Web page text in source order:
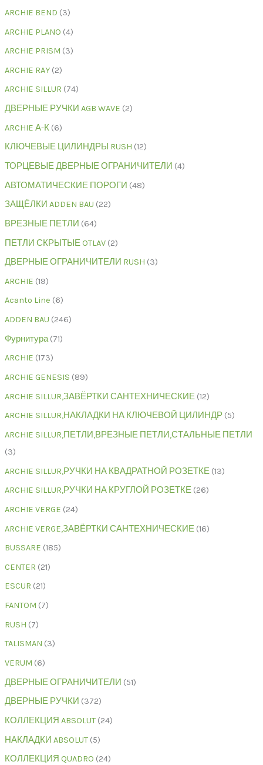
ARCHIE BEND 3
ARCHIE PLANO 4
ARCHIE PRISM 3
ARCHIE RAY 2
ARCHIE SILLUR 74
ДВЕРНЫЕ РУЧКИ AGB WAVE 2
ARCHIE А-К 6
КЛЮЧЕВЫЕ ЦИЛИНДРЫ RUSH 12
ТОРЦЕВЫЕ ДВЕРНЫЕ ОГРАНИЧИТЕЛИ 4
АВТОМАТИЧЕСКИЕ ПОРОГИ 48
ЗАЩЁЛКИ ADDEN BAU 22
ВРЕЗНЫЕ ПЕТЛИ 64
ПЕТЛИ СКРЫТЫЕ OTLAV 2
ДВЕРНЫЕ ОГРАНИЧИТЕЛИ RUSH 3
ARCHIE 19
Acanto Line 6
ADDEN BAU 246
Фурнитура 71
ARCHIE 173
ARCHIE GENESIS 89
ARCHIE SILLUR,ЗАВЁРТКИ САНТЕХНИЧЕСКИЕ 12
ARCHIE SILLUR,НАКЛАДКИ НА КЛЮЧЕВОЙ ЦИЛИНДР 5
ARCHIE SILLUR,ПЕТЛИ,ВРЕЗНЫЕ ПЕТЛИ,СТАЛЬНЫЕ ПЕТЛИ
3
ARCHIE SILLUR,РУЧКИ НА КВАДРАТНОЙ РОЗЕТКЕ 13
ARCHIE SILLUR,РУЧКИ НА КРУГЛОЙ РОЗЕТКЕ 26
ARCHIE VERGE 24
ARCHIE VERGE,ЗАВЁРТКИ САНТЕХНИЧЕСКИЕ 16
BUSSARE 185
CENTER 21
ESCUR 21
FANTOM 7
RUSH 7
TALISMAN 3
VERUM 6
ДВЕРНЫЕ ОГРАНИЧИТЕЛИ 51
ДВЕРНЫЕ РУЧКИ 372
КОЛЛЕКЦИЯ ABSOLUT 24
НАКЛАДКИ ABSOLUT 5
КОЛЛЕКЦИЯ QUADRO 24